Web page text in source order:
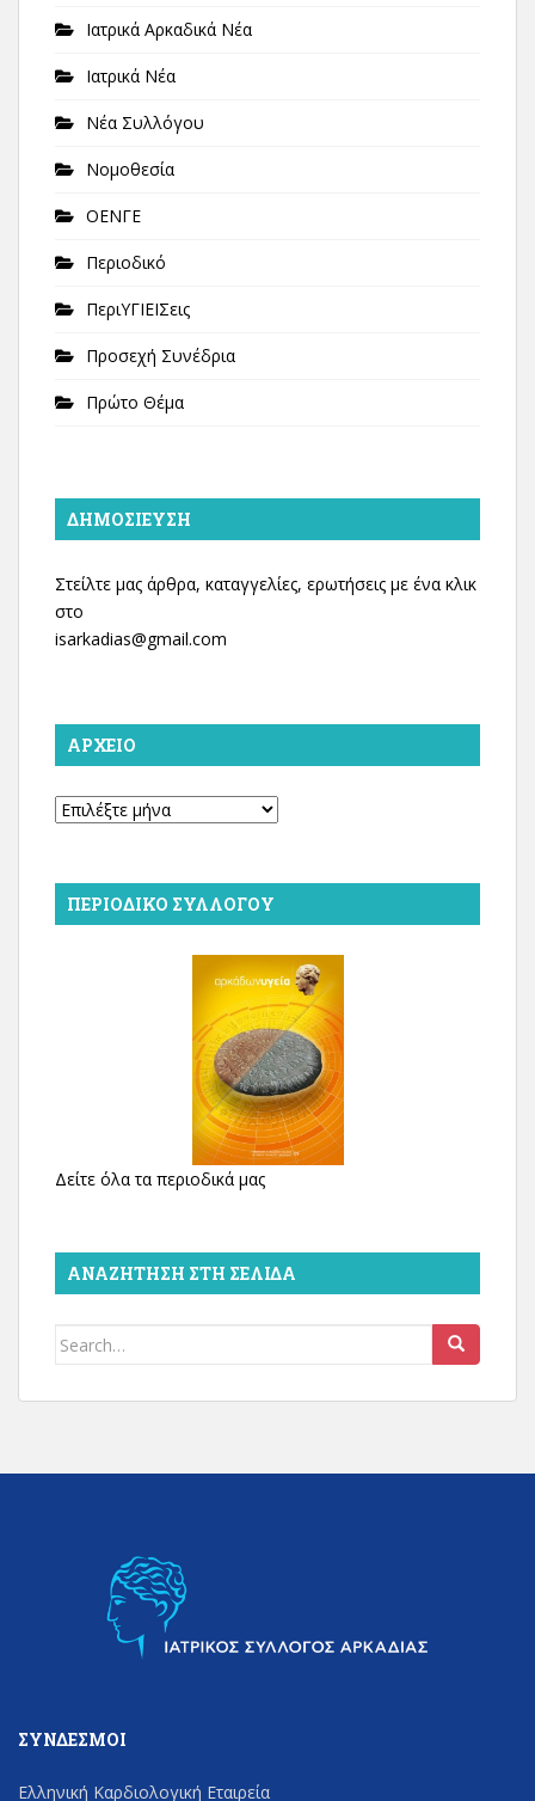
Ιατρικά Αρκαδικά Νέα
Ιατρικά Νέα
Νέα Συλλόγου
Νομοθεσία
ΟΕΝΓΕ
Περιοδικό
ΠεριΥΓΙΕΙΣεις
Προσεχή Συνέδρια
Πρώτο Θέμα
ΔΗΜΟΣΊΕΥΣΗ
Στείλτε μας άρθρα, καταγγελίες, ερωτήσεις με ένα κλικ
στο
isarkadias@gmail.com
ΑΡΧΕΊΟ
Αρχείο
ΠΕΡΙΟΔΙΚΌ ΣΥΛΛΌΓΟΥ
Δείτε όλα τα περιοδικά μας
ΑΝΑΖΉΤΗΣΗ ΣΤΗ ΣΕΛΊΔΑ
Search
ΣΎΝΔΕΣΜΟΙ
Ελληνική Καρδιολογική Εταιρεία